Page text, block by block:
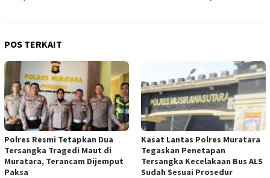
POS TERKAIT
Polres Resmi Tetapkan Dua
Tersangka Tragedi Maut di
Muratara, Terancam Dijemput
Paksa
Kasat Lantas Polres Muratara
Tegaskan Penetapan
Tersangka Kecelakaan Bus ALS
Sudah Sesuai Prosedur